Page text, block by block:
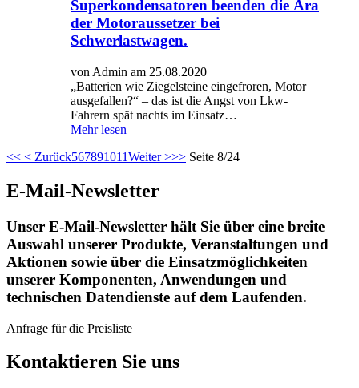
Superkondensatoren beenden die Ära
der Motoraussetzer bei
Schwerlastwagen.
von Admin am 25.08.2020
„Batterien wie Ziegelsteine ​​eingefroren, Motor
ausgefallen?“ – das ist die Angst von Lkw-
Fahrern spät nachts im Einsatz…
Mehr lesen
<< < Zurück567891011Weiter >>> Seite 8/24
E-Mail-Newsletter
Unser E-Mail-Newsletter hält Sie über eine breite
Auswahl unserer Produkte, Veranstaltungen und
Aktionen sowie über die Einsatzmöglichkeiten
unserer Komponenten, Anwendungen und
technischen Datendienste auf dem Laufenden.
Anfrage für die Preisliste
Kontaktieren Sie uns